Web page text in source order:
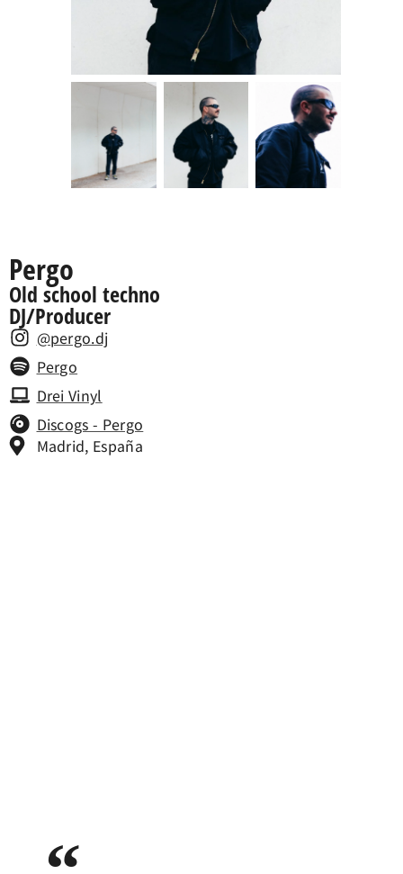
Pergo
Old school techno
DJ/Producer
@pergo.dj
Pergo
Drei Vinyl
Discogs - Pergo
Madrid, España